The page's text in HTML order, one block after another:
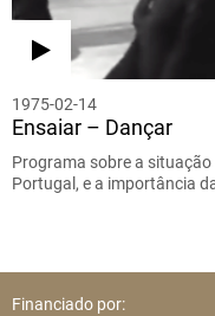
1975-02-14
Ensaiar – Dançar
Programa sobre a
Portugal, e a importância
Financiado por: